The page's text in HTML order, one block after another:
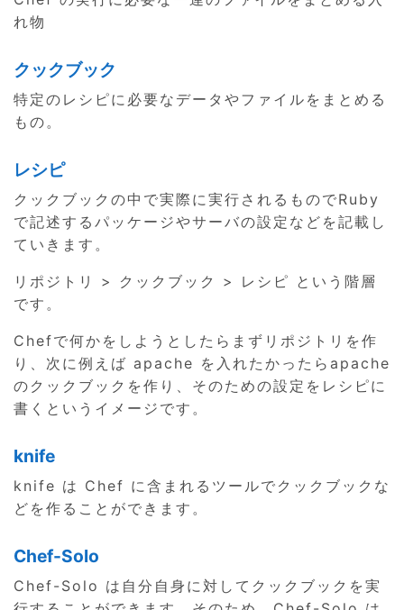
れ物
クックブック
特定のレシピに必要なデータやファイルをまとめる
もの。
レシピ
クックブックの中で実際に実行されるものでRuby
で記述するパッケージやサーバの設定などを記載し
ていきます。
リポジトリ > クックブック > レシピ という階層
です。
Chefで何かをしようとしたらまずリポジトリを作
り、次に例えば apache を入れたかったらapache
のクックブックを作り、そのための設定をレシピに
書くというイメージです。
knife
knife は Chef に含まれるツールでクックブックな
どを作ることができます。
Chef-Solo
Chef-Solo は自分自身に対してクックブックを実